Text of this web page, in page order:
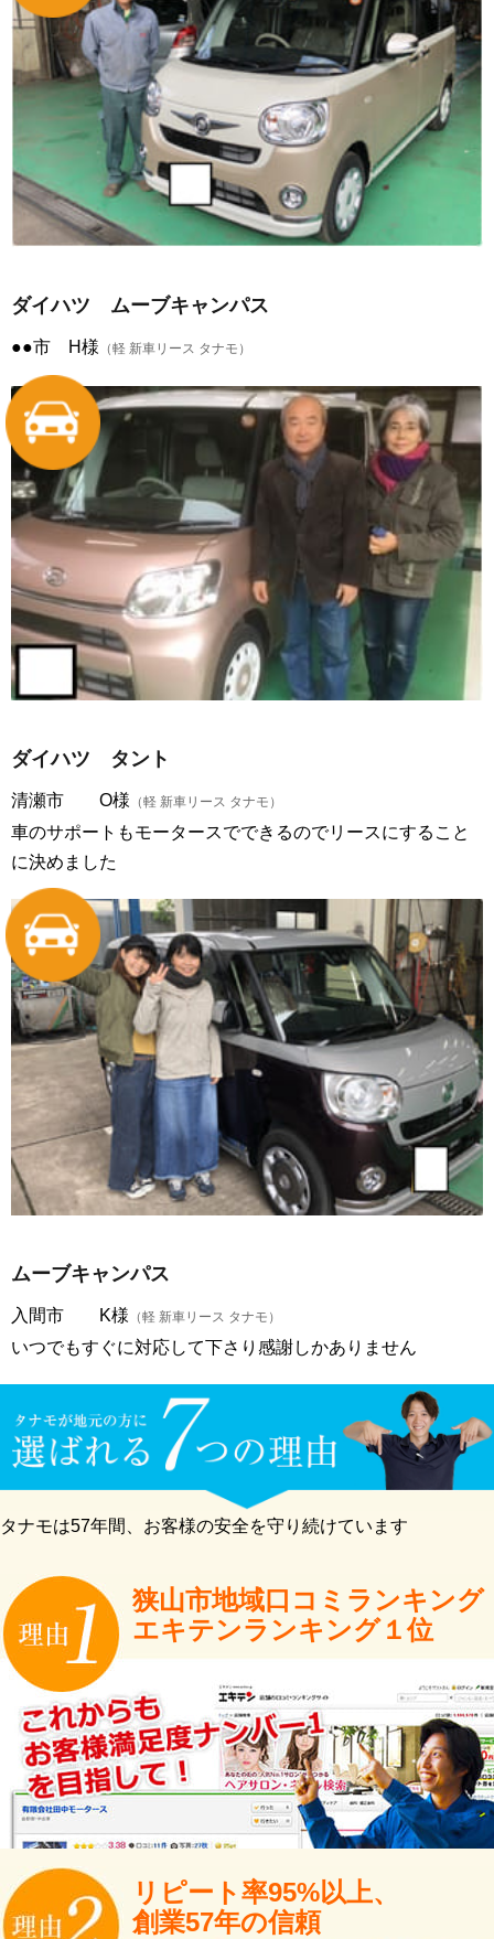
ダイハツ ムーブキャンパス
●●市 H様 （軽 新車リース タナモ）
ダイハツ タント
清瀬市 O様 （軽 新車リース タナモ）
車のサポートもモータースでできるのでリースにすること
に決めました
ムーブキャンパス
入間市 K様 （軽 新車リース タナモ）
いつでもすぐに対応して下さり感謝しかありません
タナモは57年間、お客様の安全を守り続けています
狭山市地域口コミランキング
エキテンランキング１位
リピート率95%以上、
創業57年の信頼